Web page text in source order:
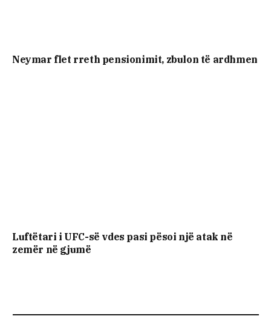
Neymar flet rreth pensionimit, zbulon të ardhmen
Luftëtari i UFC-së vdes pasi pësoi një atak në
zemër në gjumë